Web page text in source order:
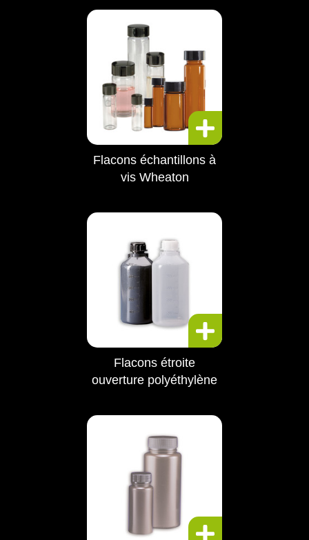
Flacons échantillons à
vis Wheaton
Flacons étroite
ouverture polyéthylène